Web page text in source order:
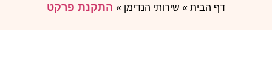
דף הבית » שירותי הנדימן » התקנת פרקט